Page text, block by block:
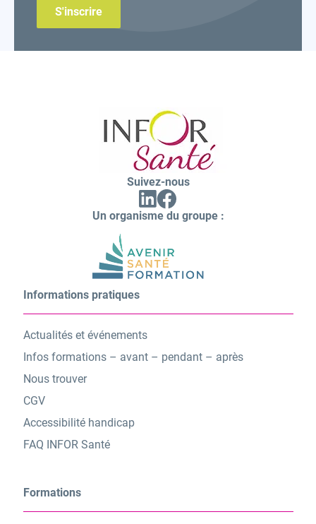
Suivez-nous
Linkedin
(ouvrir
vers
onglet)
vers
Un organisme du groupe :
Informations pratiques
Actualités et événements
Infos formations – avant – pendant – après
Nous trouver
CGV
Accessibilité handicap
FAQ INFOR Santé
Formations